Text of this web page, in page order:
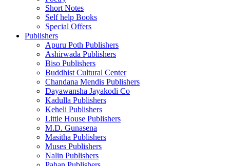
Short Notes
Self help Books
Special Offers
Publishers
Apuru Poth Publishers
Ashirwada Publishers
Biso Publishers
Buddhist Cultural Center
Chandana Mendis Publishers
Dayawansha Jayakodi Co
Kadulla Publishers
Keheli Publishers
Little House Publishers
M.D. Gunasena
Masitha Publishers
Muses Publishers
Nalin Publishers